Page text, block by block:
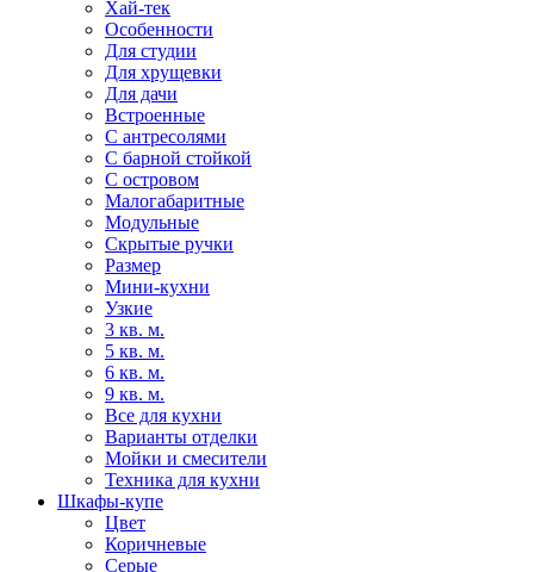
Хай-тек
Особенности
Для студии
Для хрущевки
Для дачи
Встроенные
С антресолями
С барной стойкой
С островом
Малогабаритные
Модульные
Скрытые ручки
Размер
Мини-кухни
Узкие
3 кв. м.
5 кв. м.
6 кв. м.
9 кв. м.
Все для кухни
Варианты отделки
Мойки и смесители
Техника для кухни
Шкафы-купе
Цвет
Коричневые
Серые